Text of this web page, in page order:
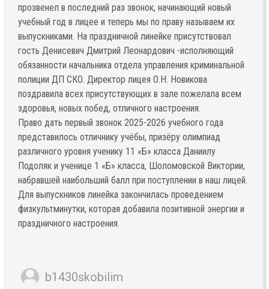
прозвенел в последний раз звонок, начинающий новый
учебный год в лицее и теперь мы по праву называем их
выпускниками. На праздничной линейке присутствовал
гость Денисевич Дмитрий Леонардович -исполняющий
обязанности начальника отдела управления криминальной
полиции ДП СКО. Директор лицея О.Н. Новикова
поздравила всех присутствующих в зале пожелала всем
здоровья, новых побед, отличного настроения.
Право дать первый звонок 2025-2026 учебного года
представилось отличнику учёбы, призёру олимпиад
различного уровня ученику 11 «Б» класса Даниилу
Подоляк и ученице 1 «Б» класса, Шоломовской Виктории,
набравшей наибольший балл при поступлении в наш лицей.
Для выпускников линейка закончилась проведением
физкультминутки, которая добавила позитивной энергии и
праздничного настроения.
b1430skobilim